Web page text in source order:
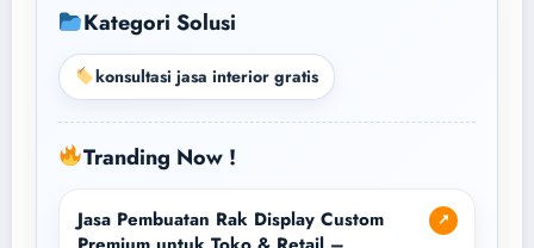
Kategori Solusi
konsultasi jasa interior gratis
Tranding Now !
↗
Jasa Pembuatan Rak Display Custom